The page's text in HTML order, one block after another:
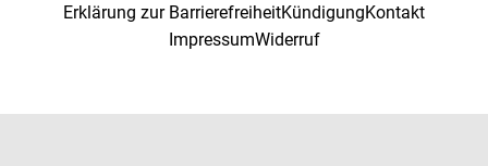
Erklärung zur BarrierefreiheitKündigungKontakt
ImpressumWiderruf